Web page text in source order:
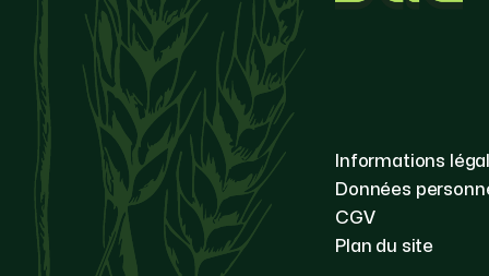
Informations
Données
CGV
Plan du site